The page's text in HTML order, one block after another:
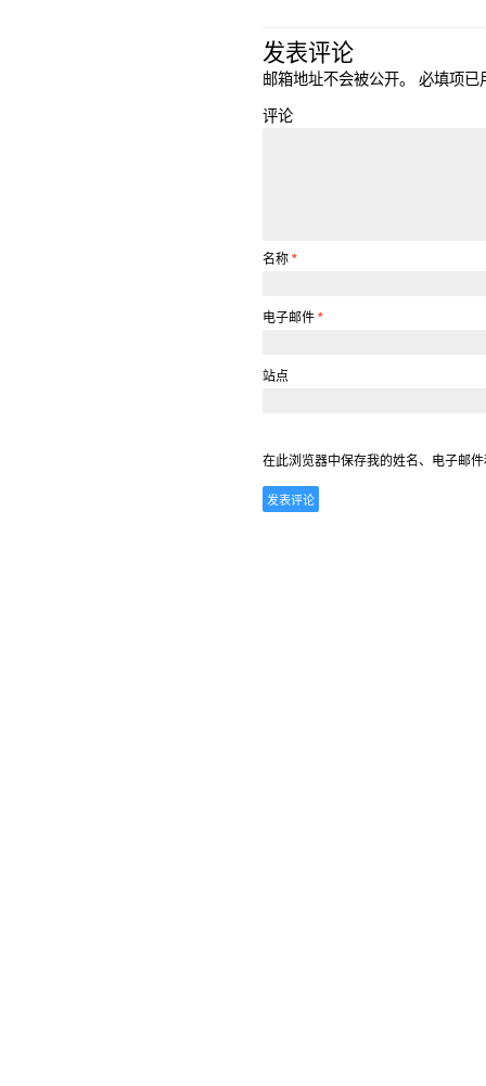
发表评论
邮箱地址不会被公开。 必填项已
评论
名称 *
电子邮件 *
站点
在此浏览器中保存我的姓名、电子邮